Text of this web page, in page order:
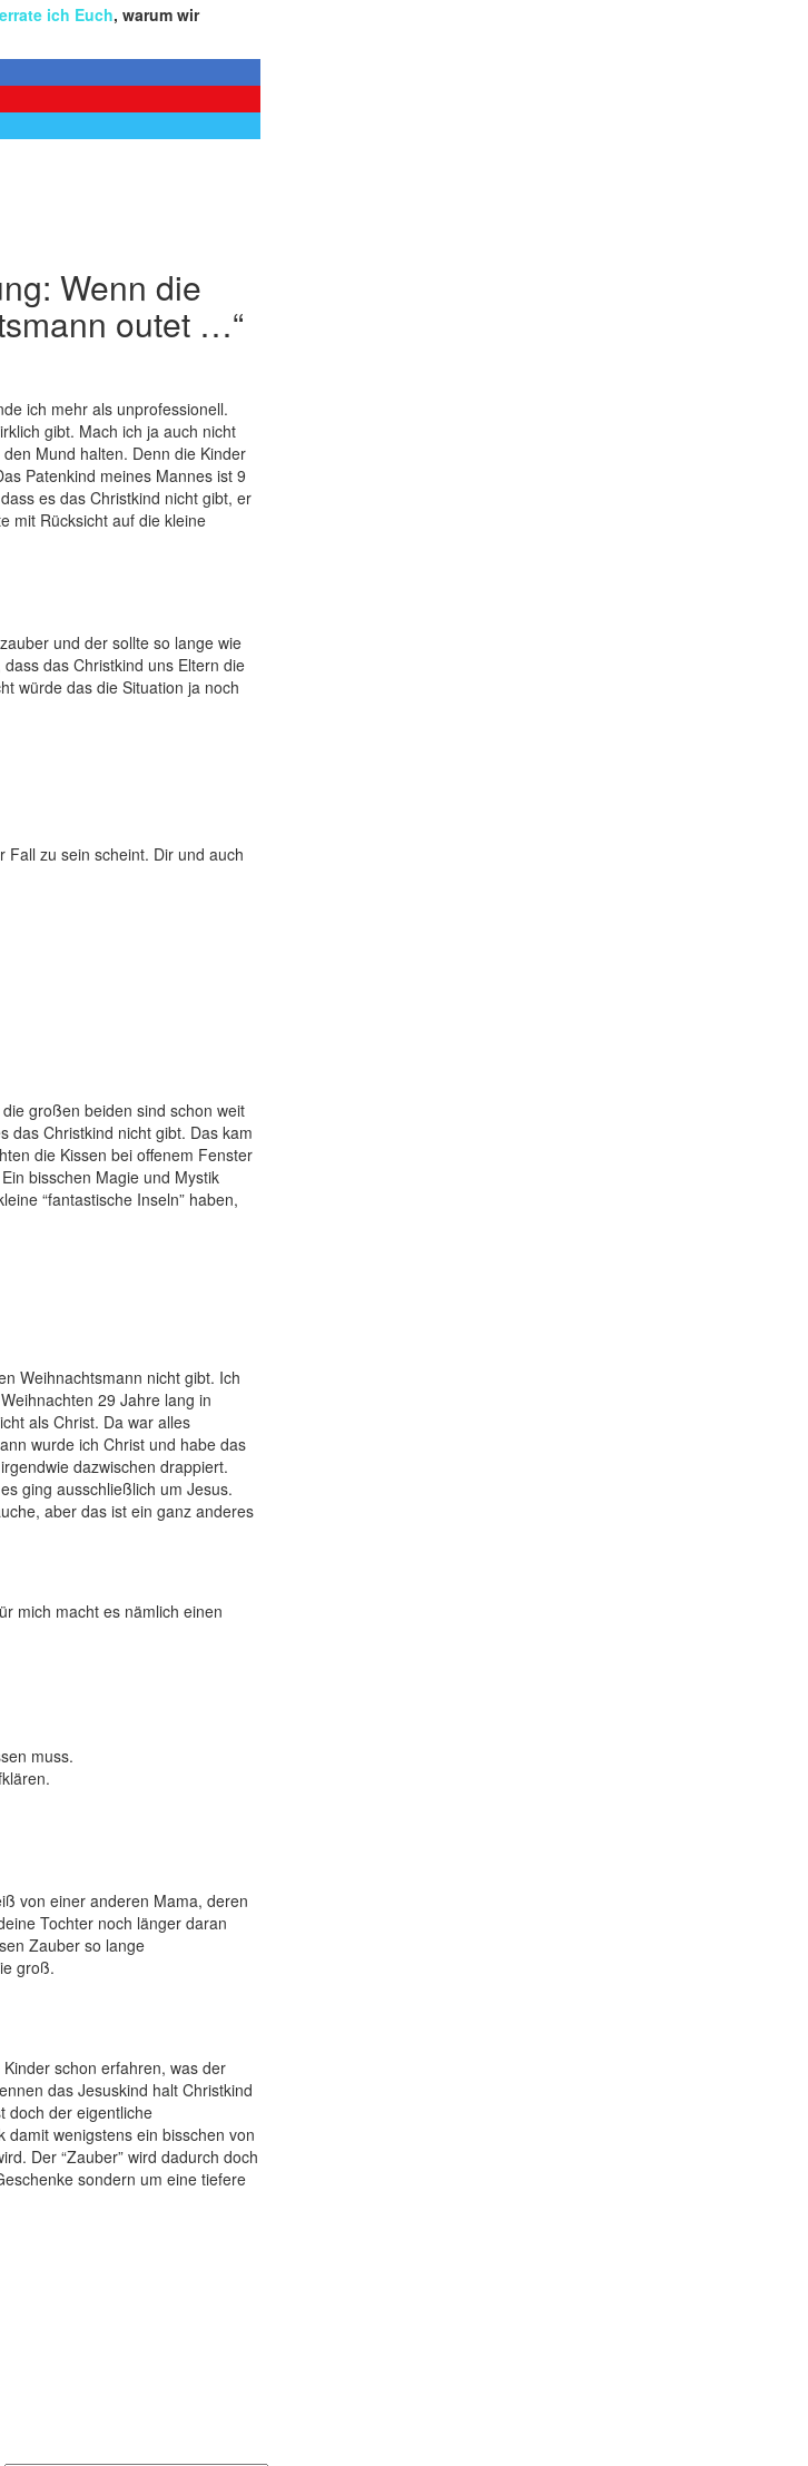
ich Euch, warum wir
Wenn die
outet …“
ich mehr als unprofessionell.
gibt. Mach ich ja auch nicht
Mund halten. Denn die Kinder
Patenkind meines Mannes ist 9
es das Christkind nicht gibt, er
mit Rücksicht auf die kleine
und der sollte so lange wie
das Christkind uns Eltern die
würde das die Situation ja noch
Fall zu sein scheint. Dir und auch
großen beiden sind schon weit
das Christkind nicht gibt. Das kam
die Kissen bei offenem Fenster
bisschen Magie und Mystik
“fantastische Inseln” haben,
Weihnachtsmann nicht gibt. Ich
29 Jahre lang in
als Christ. Da war alles
wurde ich Christ und habe das
dazwischen drappiert.
ging ausschließlich um Jesus.
aber das ist ein ganz anderes
mich macht es nämlich einen
muss.
von einer anderen Mama, deren
Tochter noch länger daran
Zauber so lange
groß.
schon erfahren, was der
das Jesuskind halt Christkind
doch der eigentliche
wenigstens ein bisschen von
Der “Zauber” wird dadurch doch
sondern um eine tiefere